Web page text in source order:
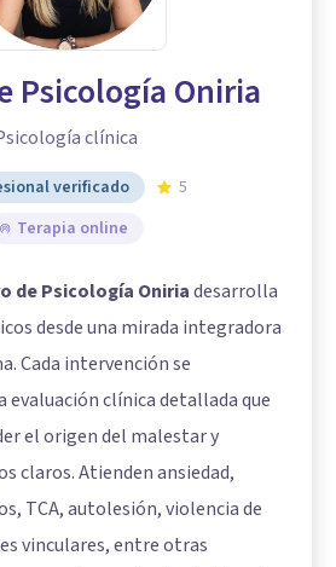
Psicología Oniria
clínica
verificado
5
Terapia online
de Psicología Oniriadesarrolla
desde una mirada integradora
Cada intervención se
evaluación clínica detallada que
el origen del malestar y
claros. Atienden ansiedad,
TCA, autolesión, violencia de
vinculares, entre otras